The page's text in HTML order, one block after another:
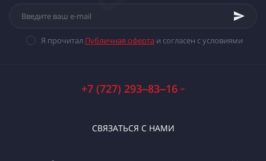
Я прочитал Публичная оферта и согласен с условиями
+7 (727) 293‒83‒16
СВЯЗАТЬСЯ С НАМИ